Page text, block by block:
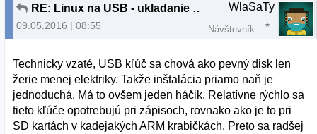
RE: Linux na USB - ukladanie nastavenia a SW do USB
09.05.2016 | 08:55
WlaSaTy
Návštevník
Technicky vzaté, USB kľúč sa chová ako pevný disk len
žerie menej elektriky. Takže inštalácia priamo naň je
jednoduchá. Má to ovšem jeden háčik. Relatívne rýchlo sa
tieto kľúče opotrebujú pri zápisoch, rovnako ako je to pri
SD kartách v kadejakých ARM krabičkách. Preto sa radšej